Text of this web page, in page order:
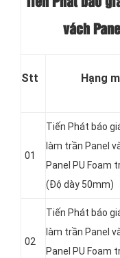
vách
Stt Hạng
01
Tiến Phát báo
làm trần Panel
Panel PU Foam
(Độ dày 50mm)
02
Tiến Phát báo
làm trần Panel
Panel PU Foam